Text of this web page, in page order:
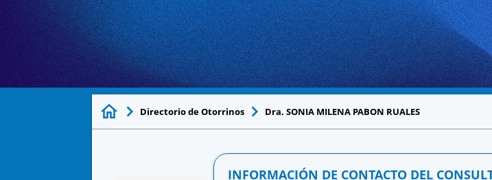
Directorio de Otorrinos Dra. SONIA MILENA PABON RUALES
INFORMACIÓN DE CONTACTO DEL